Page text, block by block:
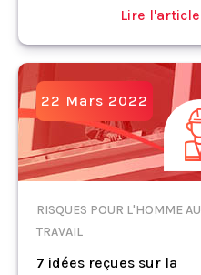
Lire l'article
22 Mars 2022
RISQUES POUR L'HOMME AU
TRAVAIL
7 idées reçues sur la